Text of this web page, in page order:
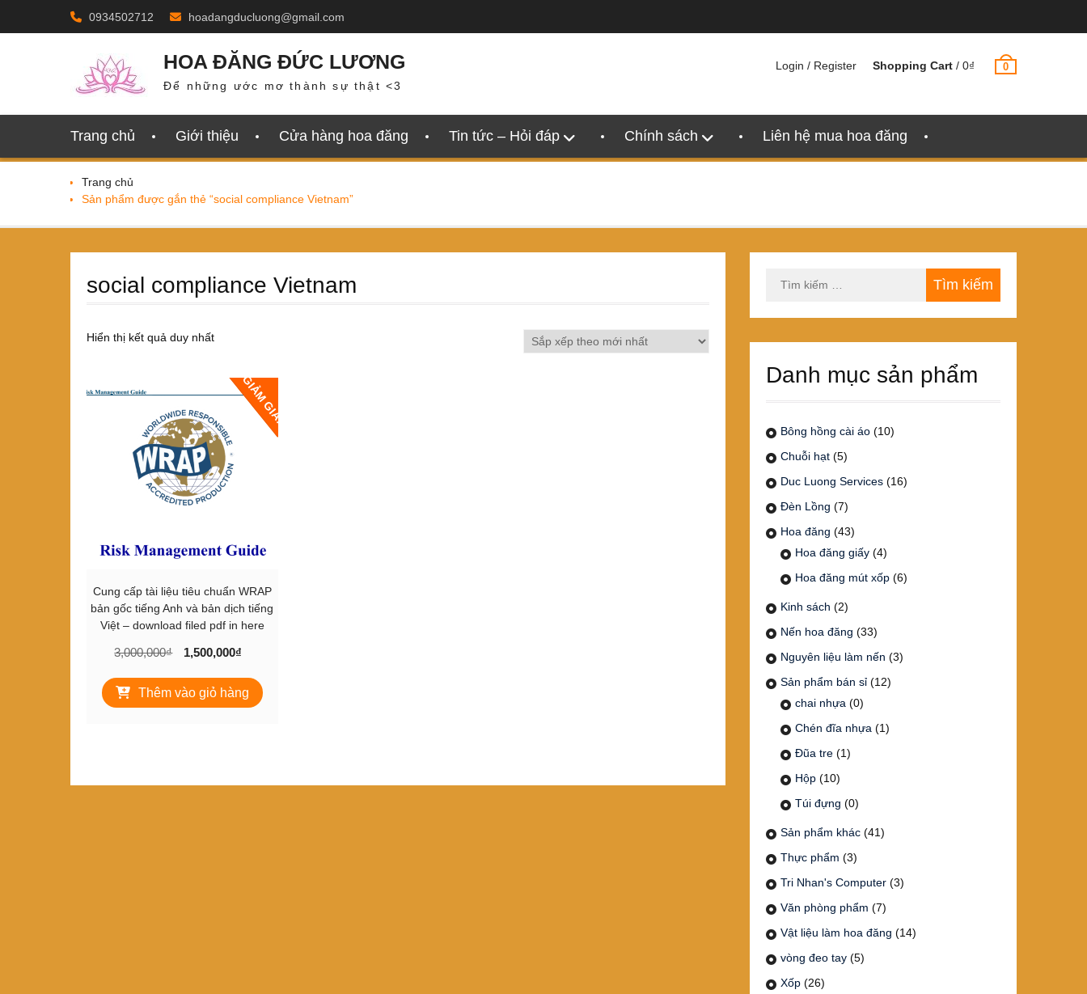
0934502712 hoadangducluong@gmail.com
HOA ĐĂNG ĐỨC LƯƠNG
Để những ước mơ thành sự thật <3
Login / Register Shopping Cart / 0₫ 0
Trang chủ Giới thiệu Cửa hàng hoa đăng Tin tức – Hỏi đáp Chính sách Liên hệ mua hoa đăng
Trang chủ
Sản phẩm được gắn thẻ “social compliance Vietnam”
social compliance Vietnam
Hiển thị kết quả duy nhất
GIẢM GIÁ!
Cung cấp tài liệu tiêu chuẩn WRAP
bản gốc tiếng Anh và bản dịch tiếng
Việt – download filed pdf in here
3,000,000₫
Giá
là:
3,000,000₫.
1,500,000₫
tại
là:
Thêm vào giỏ hàng
kiếm
Danh mục sản phẩm
Bông hồng cài áo (10)
Chuỗi hạt (5)
Duc Luong Services (16)
Đèn Lồng (7)
Hoa đăng (43)
Hoa đăng giấy (4)
Hoa đăng mút xốp (6)
Kinh sách (2)
Nến hoa đăng (33)
Nguyên liệu làm nến (3)
Sản phẩm bán sỉ (12)
chai nhựa (0)
Chén đĩa nhựa (1)
Đũa tre (1)
Hộp (10)
Túi đựng (0)
Sản phẩm khác (41)
Thực phẩm (3)
Tri Nhan's Computer (3)
Văn phòng phẩm (7)
Vật liệu làm hoa đăng (14)
vòng đeo tay (5)
Xốp (26)